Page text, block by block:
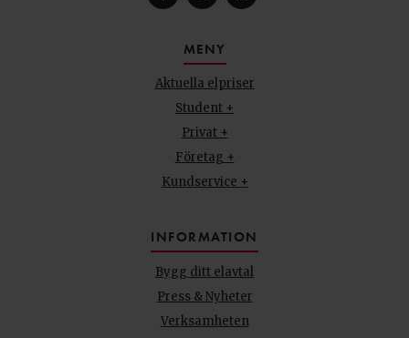
MENY
Aktuella elpriser
Student +
Privat +
Företag +
Kundservice +
INFORMATION
Bygg ditt elavtal
Press & Nyheter
Verksamheten